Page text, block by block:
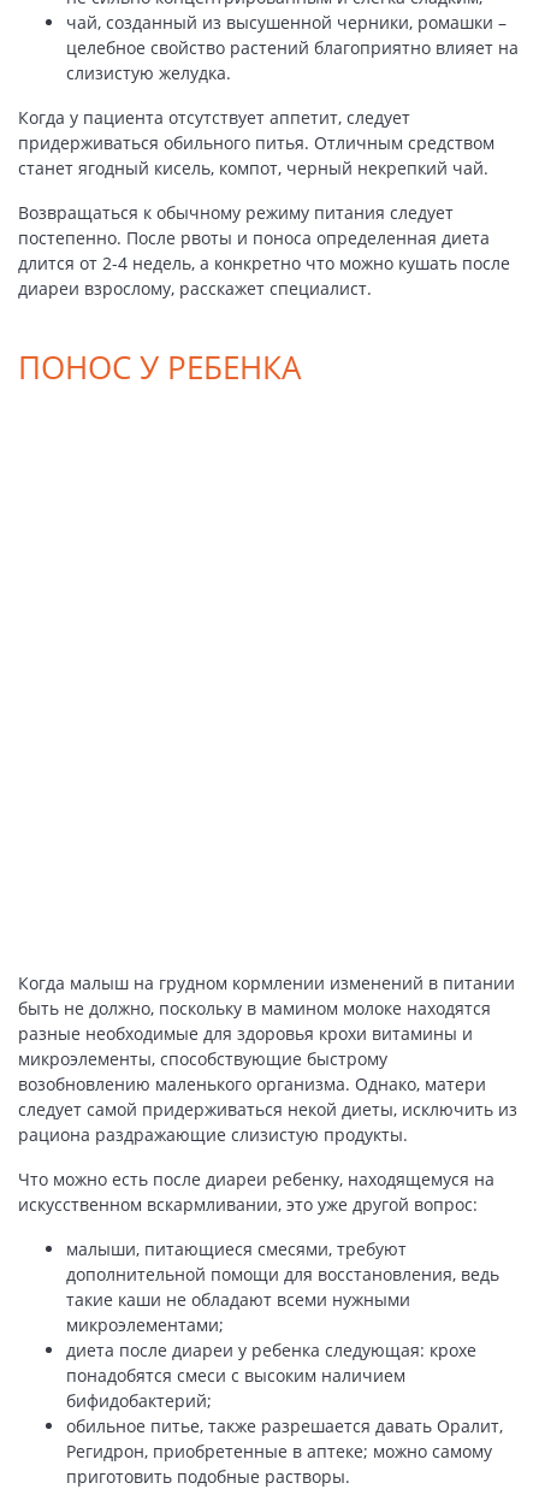
чай, созданный из высушенной черники, ромашки –
целебное свойство растений благоприятно влияет на
слизистую желудка.
Когда у пациента отсутствует аппетит, следует
придерживаться обильного питья. Отличным средством
станет ягодный кисель, компот, черный некрепкий чай.
Возвращаться к обычному режиму питания следует
постепенно. После рвоты и поноса определенная диета
длится от 2-4 недель, а конкретно что можно кушать после
диареи взрослому, расскажет специалист.
ПОНОС У РЕБЕНКА
Когда малыш на грудном кормлении изменений в питании
быть не должно, поскольку в мамином молоке находятся
разные необходимые для здоровья крохи витамины и
микроэлементы, способствующие быстрому
возобновлению маленького организма. Однако, матери
следует самой придерживаться некой диеты, исключить из
рациона раздражающие слизистую продукты.
Что можно есть после диареи ребенку, находящемуся на
искусственном вскармливании, это уже другой вопрос:
малыши, питающиеся смесями, требуют
дополнительной помощи для восстановления, ведь
такие каши не обладают всеми нужными
микроэлементами;
диета после диареи у ребенка следующая: крохе
понадобятся смеси с высоким наличием
бифидобактерий;
обильное питье, также разрешается давать Оралит,
Регидрон, приобретенные в аптеке; можно самому
приготовить подобные растворы.